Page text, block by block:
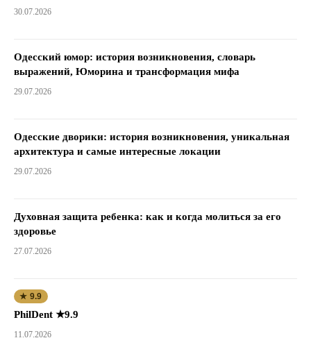
30.07.2026
Одесский юмор: история возникновения, словарь
выражений, Юморина и трансформация мифа
29.07.2026
Одесские дворики: история возникновения, уникальная
архитектура и самые интересные локации
29.07.2026
Духовная защита ребенка: как и когда молиться за его
здоровье
27.07.2026
★ 9.9
PhilDent ★9.9
11.07.2026